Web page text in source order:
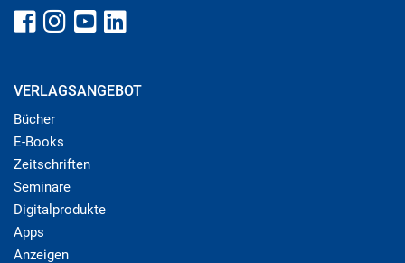
VERLAGSANGEBOT
Bücher
E-Books
Zeitschriften
Seminare
Digitalprodukte
Apps
Anzeigen